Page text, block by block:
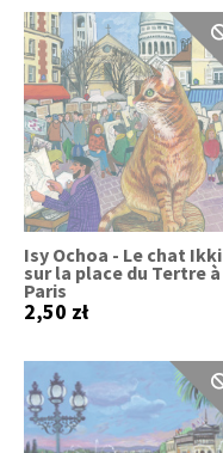
Isy Ochoa - Le chat Ikki
sur la place du Tertre à
Paris
2,50 zł